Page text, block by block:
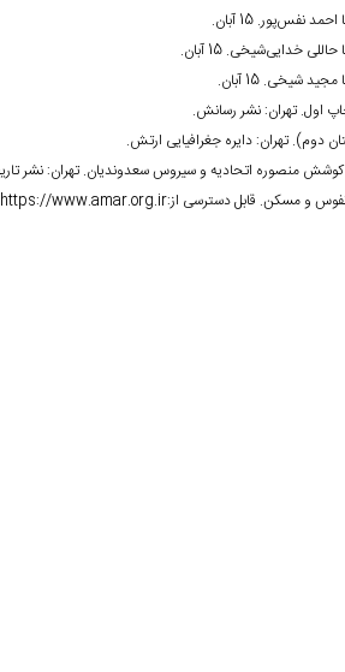
نفوس و مسکن. قابل دسترسی از:https://www.amar.org.ir